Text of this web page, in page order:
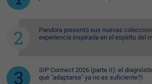
Pandora presentó sus nuevas
experiencia inspirada en el espíritu del
SIP Connect 2026 (parte II): el
qué "adaptarse" ya no es suficiente?)